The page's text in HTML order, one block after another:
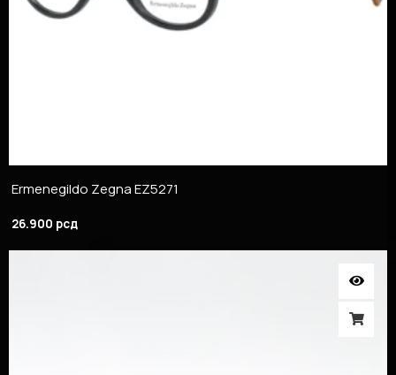
Ermenegildo Zegna EZ5271
26.900 рсд